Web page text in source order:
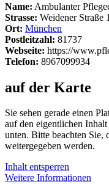
Name: Ambulanter
Strasse: Weidener Straße
Ort: München
Postleitzahl: 81737
Webseite: https://
Telefon: 8967099934
auf der Karte
Sie sehen gerade einen
auf den eigentlichen
unten. Bitte beachten Sie,
weitergegeben werden.
Inhalt entsperren
Weitere Informationen